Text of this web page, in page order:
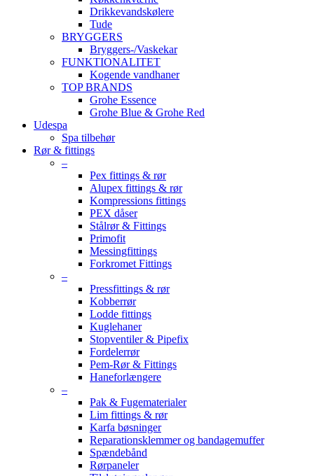
Drikkevandskølere
Tude
BRYGGERS
Bryggers-/Vaskekar
FUNKTIONALITET
Kogende vandhaner
TOP BRANDS
Grohe Essence
Grohe Blue & Grohe Red
Udespa
Spa tilbehør
Rør & fittings
–
Pex fittings & rør
Alupex fittings & rør
Kompressions fittings
PEX dåser
Stålrør & Fittings
Primofit
Messingfittings
Forkromet Fittings
–
Pressfittings & rør
Kobberrør
Lodde fittings
Kuglehaner
Stopventiler & Pipefix
Fordelerrør
Pem-Rør & Fittings
Haneforlængere
–
Pak & Fugematerialer
Lim fittings & rør
Karfa bøsninger
Reparationsklemmer og bandagemuffer
Spændebånd
Rørpaneler